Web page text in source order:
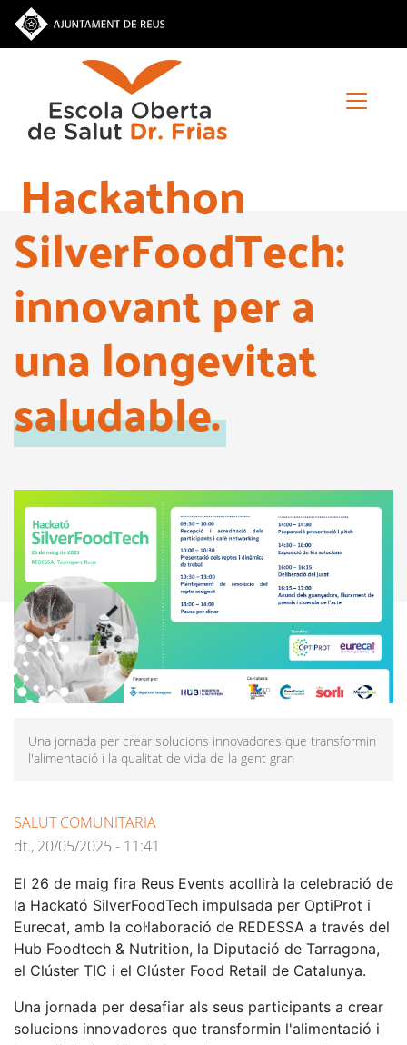
Vés
Hackathon
SilverFoodTech:
innovant per a
una longevitat
saludable.
Una jornada per crear solucions innovadores que transformin
l'alimentació i la qualitat de vida de la gent gran
SALUT COMUNITARIA
dt., 20/05/2025 - 11:41
El 26 de maig fira Reus Events acollirà la celebració de
la Hackató SilverFoodTech impulsada per OptiProt i
Eurecat, amb la col·laboració de REDESSA a través del
Hub Foodtech & Nutrition, la Diputació de Tarragona,
el Clúster TIC i el Clúster Food Retail de Catalunya.
Una jornada per desafiar als seus participants a crear
solucions innovadores que transformin l'alimentació i